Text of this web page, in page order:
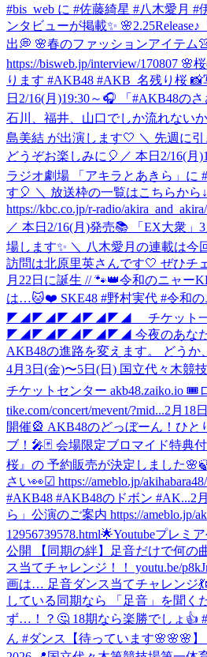
#bis_web に #佐藤綺星 #八木愛月 #
ンタビューが掲載✨
出💭 🌸春のファッションアイテム
https://bisweb.jp/interview/170807 🌸
ります #AKB48 #AKB_名残り桜
日2/16(月)19:30～🎧 「#AKB48の
石川、福井、山口でしか流れない
島美結 が出演します🤍 ＼ 先週に
どうぞお楽しみに🎈 ／ 本日2/16(月
ラジオ劇場 「アキラとあきら」に
す🎈 ＼ 放送枠の一覧はこちらから
https://kbc.co.jp/r-radio/
／ 本日2/16(月)発売📚 「EX大衆」
場します✨ ＼ 八木愛月の連載は今
訪問は北原里英さんです🤍 ぜひチ
月22日に誕生 // 🐾👑令和のニャー
は…🐱❤️ SKE48 #野村実代 #令和
◤◢◤◢◤◢◤◢◤◢ チケット一
◤◢◤◢◤◢◤◢◤◢ 今夜のあなた
AKB48の進路を変えます。 どうか
4月3日(金)〜5日(日) 国立代々木競
チケットセンター akb48.zaiko.io 🎟
tike.com/concert/mevent/?mid...2月18
開催🎡 AKB48のどっぼーん！ひと
ブ！🎤🃏 会場限定ブロマイド特典
桜』の 予約販売が決定しました
さい👀☑︎ https://ameblo.jp/
#AKB48 #AKB48のドボン #AK...2
ら」公演のご案内 https://ameblo.jp/
12956739578.html🌟Youtubeプレミ
公開 【同期の絆】足音だけで何の
ス当てチャレンジ！！ youtu.be/
画は… 足音ダンス当てチャレンジ
している同期なら 「足音」を聞く
ず…！？🤔 18期なら楽勝でしょ👍
ん #ダンス
【待っています🌸🌸🌸